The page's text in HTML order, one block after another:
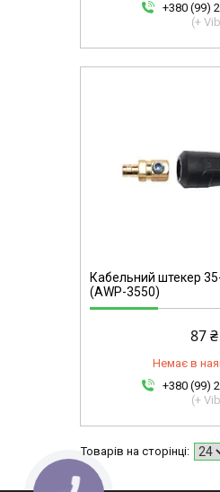
+380 (99)
(+
Кабельний штекер
(AWP-3550)
87 ₴
Немає в
+380 (99)
(+